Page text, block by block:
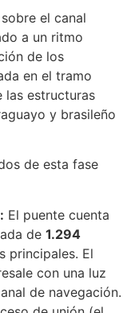
el canal
a un ritmo
de los
en el tramo
las estructuras
y brasileño
de esta fase
El puente cuenta
de 1.294
principales. El
con una luz
de navegación.